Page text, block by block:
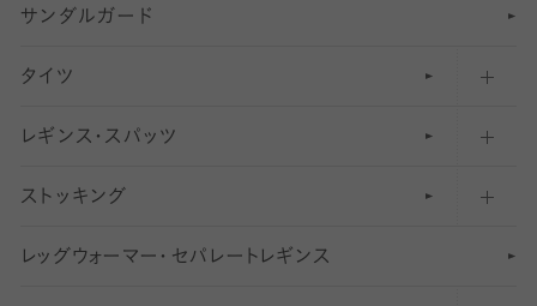
足袋ソックス・靴下
無地・プレーンソックス・靴下
柄ソックス・靴下
スニーカー（くるぶし）用ソックス
アンクル・ショートソックス（くるぶし上）
フットカバー・カバーソックス（深め）
フットカバー・カバーソックス（ふつう）
フットカバー・カバーソックス（浅め）
サンダルガード
タイツ
30デニール以下のタイツ（薄手タイツ）
31〜40デニールタイツ
41〜60デニールタイツ
レギンス・スパッツ
柄レギンス
無地レギンス
ストッキング
伝線しにくいストッキング
レッ グ ウォー マー ・ セパレー ト レ ギンス